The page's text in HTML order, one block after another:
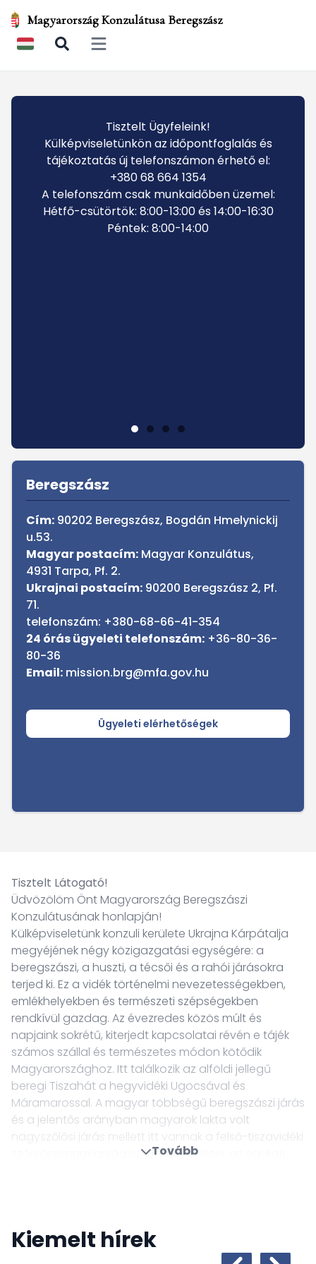
Magyarország Konzulátusa Beregszász
Open main menu
Tisztelt Ügyfeleink!
Külképviseletünkön az időpontfoglalás és
tájékoztatás új telefonszámon érhető el:
+380 68 664 1354
A telefonszám csak munkaidőben üzemel:
Hétfő-csütörtök: 8:00-13:00 és 14:00-16:30
Péntek: 8:00-14:00
Sidebar
Beregszász
Cím: 90202 Beregszász, Bogdán Hmelynickij
u.53.
Magyar postacím: Magyar Konzulátus,
4931 Tarpa, Pf. 2.
Ukrajnai postacím: 90200 Beregszász 2, Pf.
71.
telefonszám: +380-68-66-41-354
24 órás ügyeleti telefonszám: +36-80-36-
80-36
Email: mission.brg@mfa.gov.hu
Ügyeleti elérhetőségek
Tisztelt Látogató!
Üdvözölöm Önt Magyarország Beregszászi
Konzulátusának honlapján!
Külképviseletünk konzuli kerülete Ukrajna Kárpátalja
megyéjének négy közigazgatási egységére: a
beregszászi, a huszti, a técsői és a rahói járásokra
terjed ki. Ez a vidék történelmi nevezetességekben,
emlékhelyekben és természeti szépségekben
rendkívül gazdag. Az évezredes közös múlt és
napjaink sokrétű, kiterjedt kapcsolatai révén e tájék
számos szállal és természetes módon kötődik
Magyarországhoz. Itt találkozik az alföldi jellegű
beregi Tiszahát a hegyvidéki Ugocsával és
Máramarossal. A magyar többségű beregszászi járás
és a jelentős arányban magyarok lakta volt
nagyszőlősi járás mellett itt vannak a felső-tiszavidéki
szórványmagyarság ismert települései, az egykori
hosszan sorolhatók: a huszti várrom, a nagyszőlősi
Perényi-kastély, vagy Nyaláb vára, ahol 1532-ben
Tovább
Kiemelt hírek